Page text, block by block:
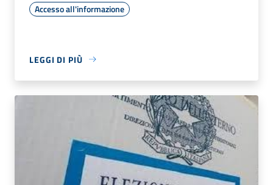
Accesso all'informazione
LEGGI DI PIÙ